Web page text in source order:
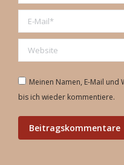
E-Mail *
Website
Meinen Namen, E-Mail
bis ich wieder kommentiere.
Beitragskommentare